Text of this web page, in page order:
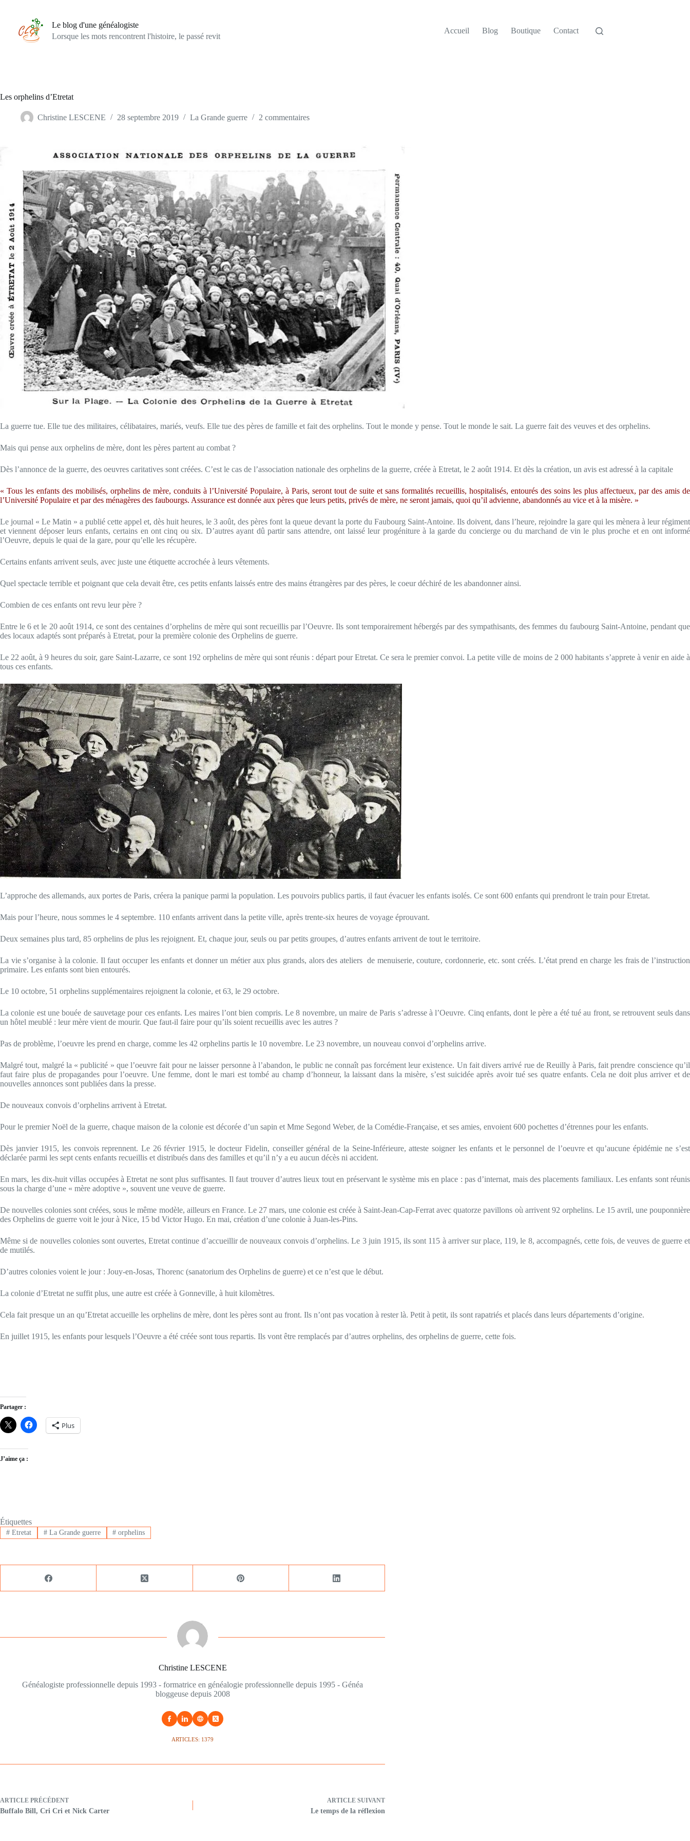
Le blog d'une généalogiste
Lorsque les mots rencontrent l'histoire, le passé revit
Accueil Blog Boutique Contact
Les orphelins d’Etretat
Christine LESCENE 28 septembre 2019 La Grande guerre 2 commentaires
La guerre tue. Elle tue des militaires, célibataires, mariés, veufs. Elle tue des pères de famille et fait des orphelins. Tout le monde y pense. Tout le monde le sait. La guerre fait des veuves et des orphelins.
Mais qui pense aux orphelins de mère, dont les pères partent au combat ?
Dès l’annonce de la guerre, des oeuvres caritatives sont créées. C’est le cas de l’association nationale des orphelins de la guerre, créée à Etretat, le 2 août 1914. Et dès la création, un avis est adressé à la capitale
« Tous les enfants des mobilisés, orphelins de mère, conduits à l’Université Populaire, à Paris, seront tout de suite et sans formalités recueillis, hospitalisés, entourés des soins les plus affectueux, par des amis de
l’Université Populaire et par des ménagères des faubourgs. Assurance est donnée aux pères que leurs petits, privés de mère, ne seront jamais, quoi qu’il advienne, abandonnés au vice et à la misère. »
Le journal « Le Matin » a publié cette appel et, dès huit heures, le 3 août, des pères font la queue devant la porte du Faubourg Saint-Antoine. Ils doivent, dans l’heure, rejoindre la gare qui les mènera à leur régiment
et viennent déposer leurs enfants, certains en ont cinq ou six. D’autres ayant dû partir sans attendre, ont laissé leur progéniture à la garde du concierge ou du marchand de vin le plus proche et en ont informé
l’Oeuvre, depuis le quai de la gare, pour qu’elle les récupère.
Certains enfants arrivent seuls, avec juste une étiquette accrochée à leurs vêtements.
Quel spectacle terrible et poignant que cela devait être, ces petits enfants laissés entre des mains étrangères par des pères, le coeur déchiré de les abandonner ainsi.
Combien de ces enfants ont revu leur père ?
Entre le 6 et le 20 août 1914, ce sont des centaines d’orphelins de mère qui sont recueillis par l’Oeuvre. Ils sont temporairement hébergés par des sympathisants, des femmes du faubourg Saint-Antoine, pendant que
des locaux adaptés sont préparés à Etretat, pour la première colonie des Orphelins de guerre.
Le 22 août, à 9 heures du soir, gare Saint-Lazarre, ce sont 192 orphelins de mère qui sont réunis : départ pour Etretat. Ce sera le premier convoi. La petite ville de moins de 2 000 habitants s’apprete à venir en aide à
tous ces enfants.
L’approche des allemands, aux portes de Paris, créera la panique parmi la population. Les pouvoirs publics partis, il faut évacuer les enfants isolés. Ce sont 600 enfants qui prendront le train pour Etretat.
Mais pour l’heure, nous sommes le 4 septembre. 110 enfants arrivent dans la petite ville, après trente-six heures de voyage éprouvant.
Deux semaines plus tard, 85 orphelins de plus les rejoignent. Et, chaque jour, seuls ou par petits groupes, d’autres enfants arrivent de tout le territoire.
La vie s’organise à la colonie. Il faut occuper les enfants et donner un métier aux plus grands, alors des ateliers de menuiserie, couture, cordonnerie, etc. sont créés. L’état prend en charge les frais de l’instruction
primaire. Les enfants sont bien entourés.
Le 10 octobre, 51 orphelins supplémentaires rejoignent la colonie, et 63, le 29 octobre.
La colonie est une bouée de sauvetage pour ces enfants. Les maires l’ont bien compris. Le 8 novembre, un maire de Paris s’adresse à l’Oeuvre. Cinq enfants, dont le père a été tué au front, se retrouvent seuls dans
un hôtel meublé : leur mère vient de mourir. Que faut-il faire pour qu’ils soient recueillis avec les autres ?
Pas de problème, l’oeuvre les prend en charge, comme les 42 orphelins partis le 10 novembre. Le 23 novembre, un nouveau convoi d’orphelins arrive.
Malgré tout, malgré la « publicité » que l’oeuvre fait pour ne laisser personne à l’abandon, le public ne connaît pas forcément leur existence. Un fait divers arrivé rue de Reuilly à Paris, fait prendre conscience qu’il
faut faire plus de propagandes pour l’oeuvre. Une femme, dont le mari est tombé au champ d’honneur, la laissant dans la misère, s’est suicidée après avoir tué ses quatre enfants. Cela ne doit plus arriver et de
nouvelles annonces sont publiées dans la presse.
De nouveaux convois d’orphelins arrivent à Etretat.
Pour le premier Noël de la guerre, chaque maison de la colonie est décorée d’un sapin et Mme Segond Weber, de la Comédie-Française, et ses amies, envoient 600 pochettes d’étrennes pour les enfants.
Dès janvier 1915, les convois reprennent. Le 26 février 1915, le docteur Fidelin, conseiller général de la Seine-Inférieure, atteste soigner les enfants et le personnel de l’oeuvre et qu’aucune épidémie ne s’est
déclarée parmi les sept cents enfants recueillis et distribués dans des familles et qu’il n’y a eu aucun décès ni accident.
En mars, les dix-huit villas occupées à Etretat ne sont plus suffisantes. Il faut trouver d’autres lieux tout en préservant le système mis en place : pas d’internat, mais des placements familiaux. Les enfants sont réunis
sous la charge d’une « mère adoptive », souvent une veuve de guerre.
De nouvelles colonies sont créées, sous le même modèle, ailleurs en France. Le 27 mars, une colonie est créée à Saint-Jean-Cap-Ferrat avec quatorze pavillons où arrivent 92 orphelins. Le 15 avril, une pouponnière
des Orphelins de guerre voit le jour à Nice, 15 bd Victor Hugo. En mai, création d’une colonie à Juan-les-Pins.
Même si de nouvelles colonies sont ouvertes, Etretat continue d’accueillir de nouveaux convois d’orphelins. Le 3 juin 1915, ils sont 115 à arriver sur place, 119, le 8, accompagnés, cette fois, de veuves de guerre et
de mutilés.
D’autres colonies voient le jour : Jouy-en-Josas, Thorenc (sanatorium des Orphelins de guerre) et ce n’est que le début.
La colonie d’Etretat ne suffit plus, une autre est créée à Gonneville, à huit kilomètres.
Cela fait presque un an qu’Etretat accueille les orphelins de mère, dont les pères sont au front. Ils n’ont pas vocation à rester là. Petit à petit, ils sont rapatriés et placés dans leurs départements d’origine.
En juillet 1915, les enfants pour lesquels l’Oeuvre a été créée sont tous repartis. Ils vont être remplacés par d’autres orphelins, des orphelins de guerre, cette fois.
Partager :
Plus
J’aime ça :
Étiquettes
#Etretat #La Grande guerre # orphelins
Christine LESCENE
Généalogiste professionnelle depuis 1993 - formatrice en généalogie professionnelle depuis 1995 - Généa
bloggeuse depuis 2008
ARTICLES: 1379
ARTICLE PRÉCÉDENT
Buffalo Bill, Cri Cri et Nick Carter
ARTICLE SUIVANT
Le temps de la réflexion